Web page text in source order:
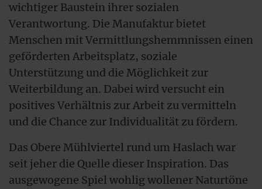
wichtiger Baustein ihrer sozialen
Verantwortung. Die Manufaktur bietet
Menschen mit Vermittlungshemmnissen einen
geförderten Arbeitsplatz, soziale
Unterstützung und die Möglichkeit zur
Weiterbildung an. Dabei wird versucht ein
positives Verhältnis zur Arbeit zu vermitteln
und die Chance zur Individualität zu fördern.
Das Obere Mühlviertel rund um Haslach war
seit jeher die Quelle dieser Inspiration. Das
ausgewogene Spiel wohlig wollener Naturtöne